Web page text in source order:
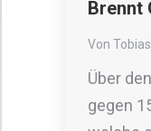
Brennt
Von
Über
gegen